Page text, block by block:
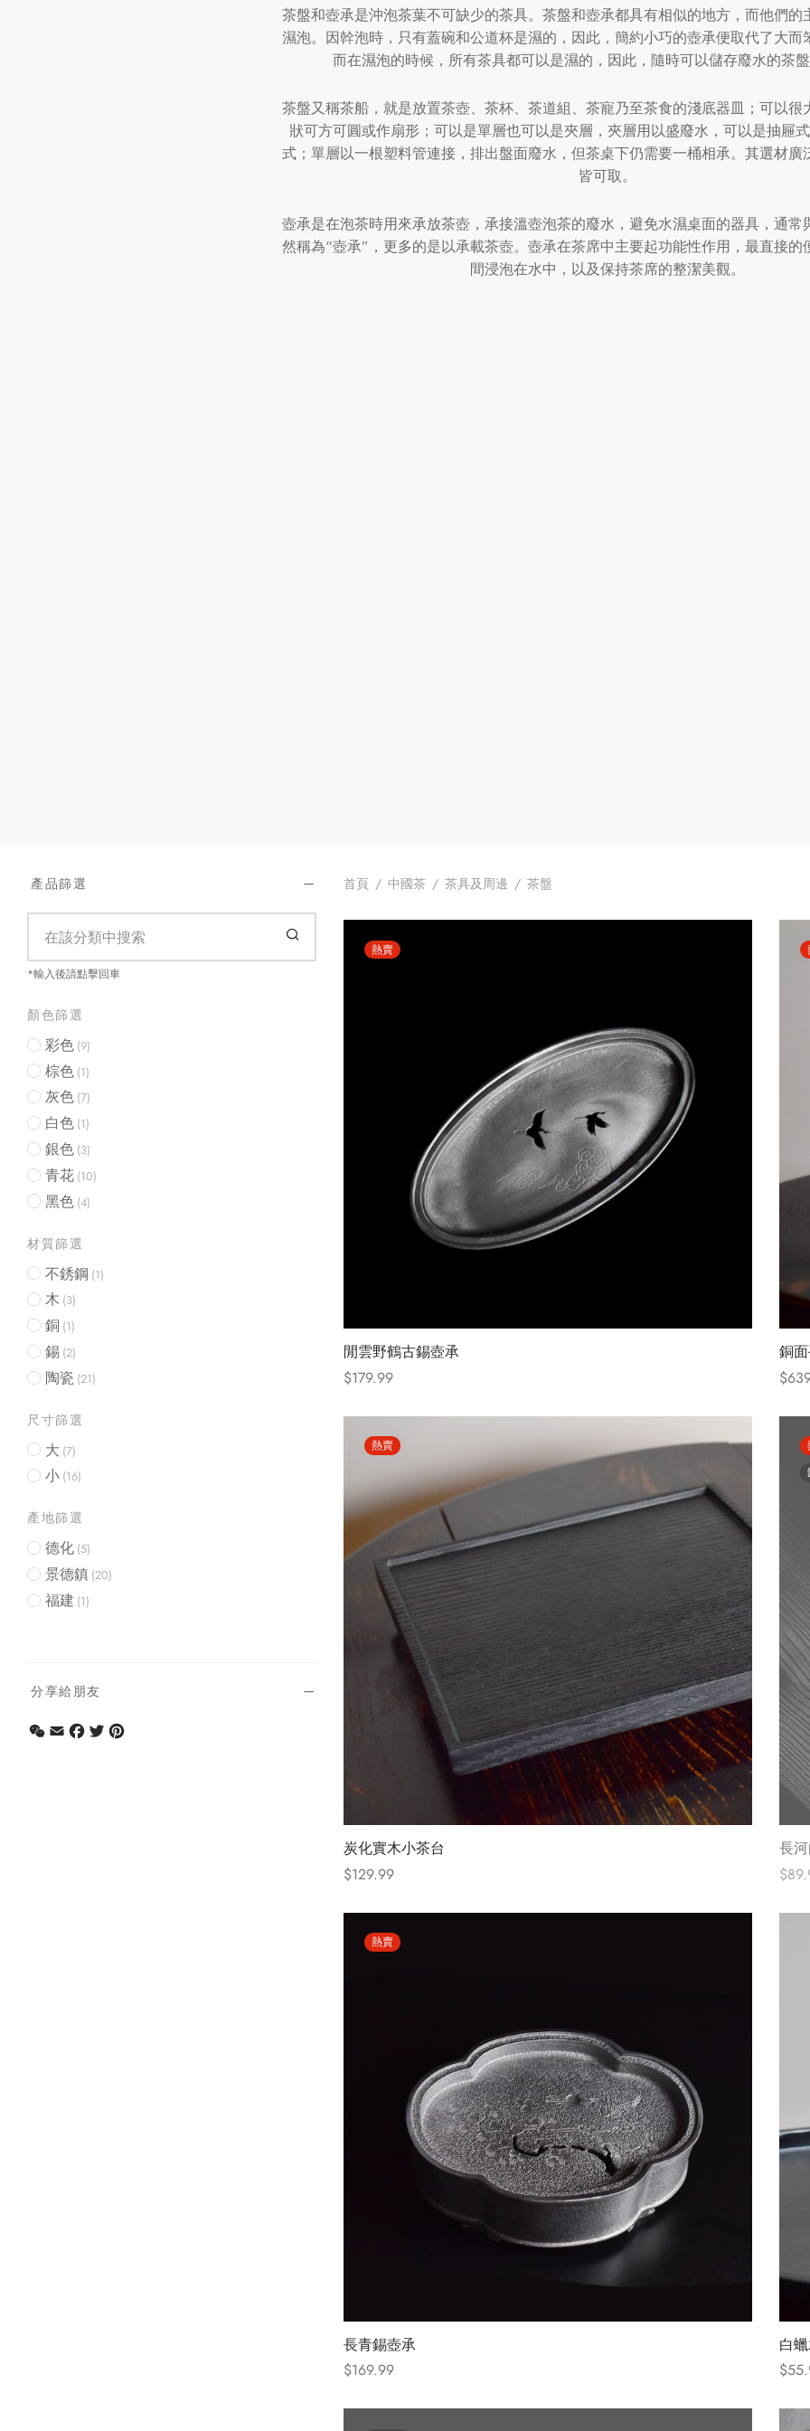
茶盤和壺承是沖泡茶葉不可缺少的茶具。茶盤和壺承都具有相似的地方，而他們的
濕泡。因幹泡時，只有蓋碗和公道杯是濕的，因此，簡約小巧的壺承便取代了大而
而在濕泡的時候，所有茶具都可以是濕的，因此，隨時可以儲存廢水的茶
茶盤又稱茶船，就是放置茶壺、茶杯、茶道組、茶寵乃至茶食的淺底器皿；可以很
狀可方可圓或作扇形；可以是單層也可以是夾層，夾層用以盛廢水，可以是抽屜
式；單層以一根塑料管連接，排出盤面廢水，但茶桌下仍需要一桶相承。其選材廣
皆可取。
壺承是在泡茶時用來承放茶壺，承接溫壺泡茶的廢水，避免水濕桌面的器具，通常
然稱為“壺承”，更多的是以承載茶壺。壺承在茶席中主要起功能性作用，最直接的
間浸泡在水中，以及保持茶席的整潔美觀。
產品篩選
*輸入後請點擊回車
顏色篩選
彩色 (9)
棕色 (1)
灰色 (7)
白色 (1)
銀色 (3)
青花 (10)
黑色 (4)
材質篩選
不銹鋼 (1)
木 (3)
銅 (1)
錫 (2)
陶瓷 (21)
尺寸篩選
大 (7)
小 (16)
產地篩選
德化 (5)
景德鎮 (20)
福建 (1)
分享給朋友
WeChat
EmailFacebook
Twitter
首頁 / 中國茶 / 茶具及周邊 / 茶盤
熱賣
閒雲野鶴古錫壺承
$179.99
銅
$
熱賣
炭化實木小茶台
$129.99
長
$
熱賣
長青錫壺承
$169.99
白
$